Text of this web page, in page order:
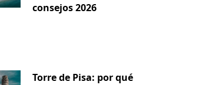
consejos 2026
Torre de Pisa: por qué